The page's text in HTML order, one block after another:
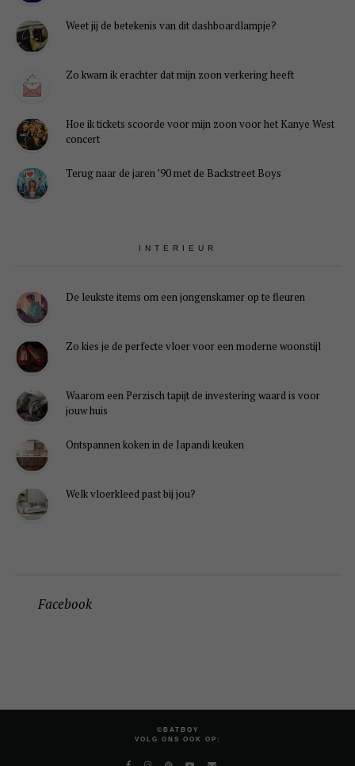
Weet jij de betekenis van dit dashboardlampje?
Zo kwam ik erachter dat mijn zoon verkering heeft
Hoe ik tickets scoorde voor mijn zoon voor het Kanye West
concert
Terug naar de jaren ’90 met de Backstreet Boys
INTERIEUR
De leukste items om een jongenskamer op te fleuren
Zo kies je de perfecte vloer voor een moderne woonstijl
Waarom een Perzisch tapijt de investering waard is voor
jouw huis
Ontspannen koken in de Japandi keuken
Welk vloerkleed past bij jou?
Facebook
©BATBOY
VOLG ONS OOK OP: